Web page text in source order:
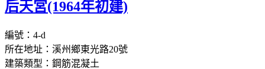
后天宮(1964年初建)
編號：4-d
所在地址：溪州鄉東光路20號
建築類型：鋼筋混凝土